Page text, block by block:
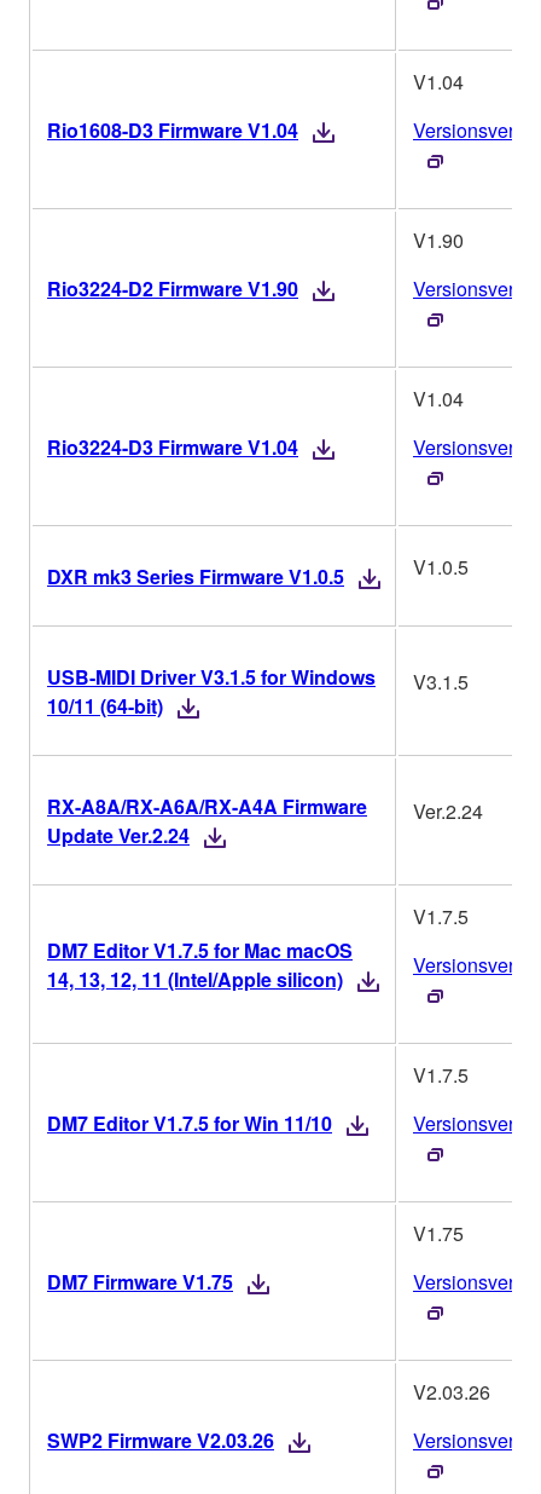
Rio1608-D3 Firmware V1.04
V1.04
Rio3224-D2 Firmware V1.90
V1.90
Rio3224-D3 Firmware V1.04
V1.04
DXR mk3 Series Firmware V1.0.5 V1.0.5
USB-MIDI Driver V3.1.5 for Windows
10/11 (64-bit)
V3.1.5
RX-A8A/RX-A6A/RX-A4A Firmware
Update Ver.2.24
Ver.2.24
DM7 Editor V1.7.5 for Mac macOS
14, 13, 12, 11 (Intel/Apple silicon)
V1.7.5
DM7 Editor V1.7.5 for Win 11/10
V1.7.5
DM7 Firmware V1.75
V1.75
SWP2 Firmware V2.03.26
V2.03.26